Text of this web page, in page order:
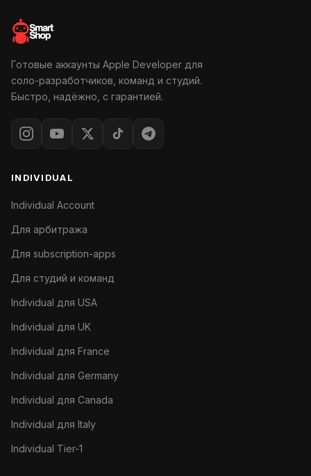
Готовые аккаунты Apple Developer для
соло-разработчиков, команд и студий.
Быстро, надёжно, с гарантией.
INDIVIDUAL
Individual Account
Для арбитража
Для subscription-apps
Для студий и команд
Individual для USA
Individual для UK
Individual для France
Individual для Germany
Individual для Canada
Individual для Italy
Individual Tier-1